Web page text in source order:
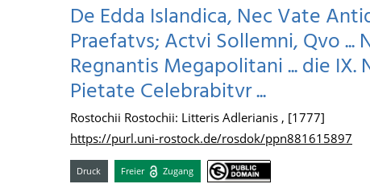
De Edda Islandica, Nec Vate
Praefatvs; Actvi Sollemni, Qvo ...
Regnantis Megapolitani ... die IX.
Pietate Celebrabitvr ...
Rostochii Rostochii: Litteris Adlerianis , [1777]
https://purl.uni-rostock.de/rosdok/ppn881615897
Druck Freier Zugang